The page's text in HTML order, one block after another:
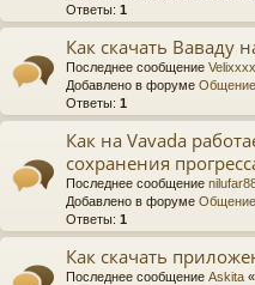
Ответы: 1
Как скачать Ваваду
Последнее сообщение Velixxxx
Добавлено в форуме Общение
Ответы: 1
Как на Vavada
сохранения
Последнее сообщение
Добавлено в форуме Общение
Ответы: 1
Как скачать
Последнее сообщение Askita «